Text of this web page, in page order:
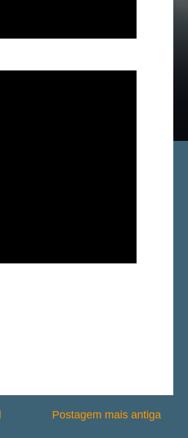
Postagem mais antiga